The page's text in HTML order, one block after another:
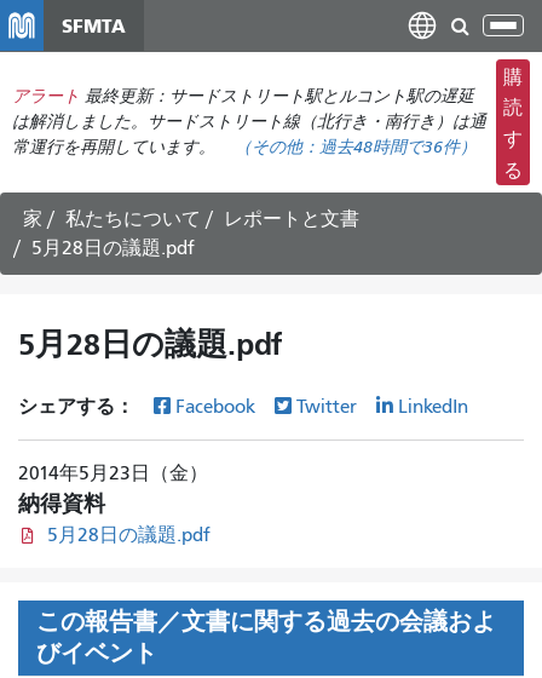
コ
ン
テ
ン
ツ
移
SFMTA
ナ
ビ
ゲ
ー
シ
ョ
切
アラート 最終更新：サードストリート駅とルコント駅の遅延
は解消しました。サードストリート線（北行き・南行き）は通
常運行を再開しています。
（その他： 過去48時間で36件）
購
読
す
る
家 私たちについて
レポートと文書
5月28日の議題.pdf
5月28日の議題.pdf
シェアする： Facebook Twitter LinkedIn
2014年5月23日（金）
納得資料
5月28日の議題.pdf
この報告書／文書に関する過去の会議およ
びイベント